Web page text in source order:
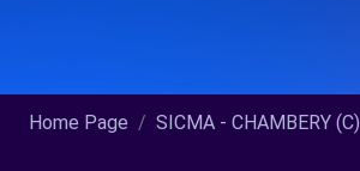
Home Page SICMA - CHAMBERY (C)